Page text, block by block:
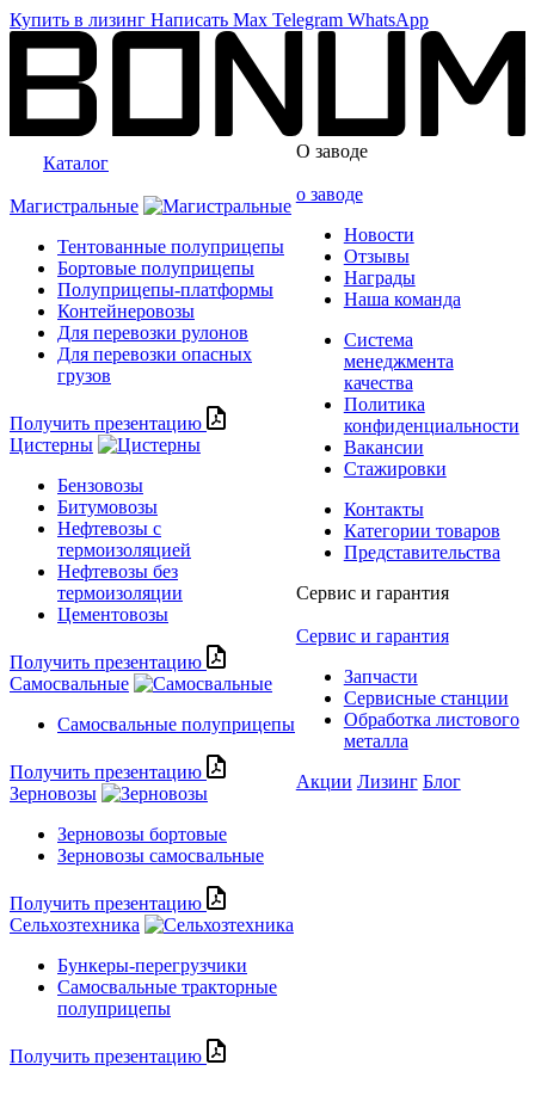
Купить в лизинг Написать Max Telegram WhatsApp
Каталог
Магистральные
Тентованные полуприцепы
Бортовые полуприцепы
Полуприцепы-платформы
Контейнеровозы
Для перевозки рулонов
Для перевозки опасных
грузов
Получить презентацию
Цистерны
Бензовозы
Битумовозы
Нефтевозы с
термоизоляцией
Нефтевозы без
термоизоляции
Цементовозы
Получить презентацию
Самосвальные
Самосвальные полуприцепы
Получить презентацию
Зерновозы
Зерновозы бортовые
Зерновозы самосвальные
Получить презентацию
Сельхозтехника
Бункеры-перегрузчики
Самосвальные тракторные
полуприцепы
Получить презентацию
О заводе
о заводе
Новости
Отзывы
Награды
Наша команда
Система
менеджмента
качества
Политика
конфиденциальности
Вакансии
Стажировки
Контакты
Категории товаров
Представительства
Сервис и гарантия
Сервис и гарантия
Запчасти
Сервисные станции
Обработка листового
металла
Акции Лизинг Блог